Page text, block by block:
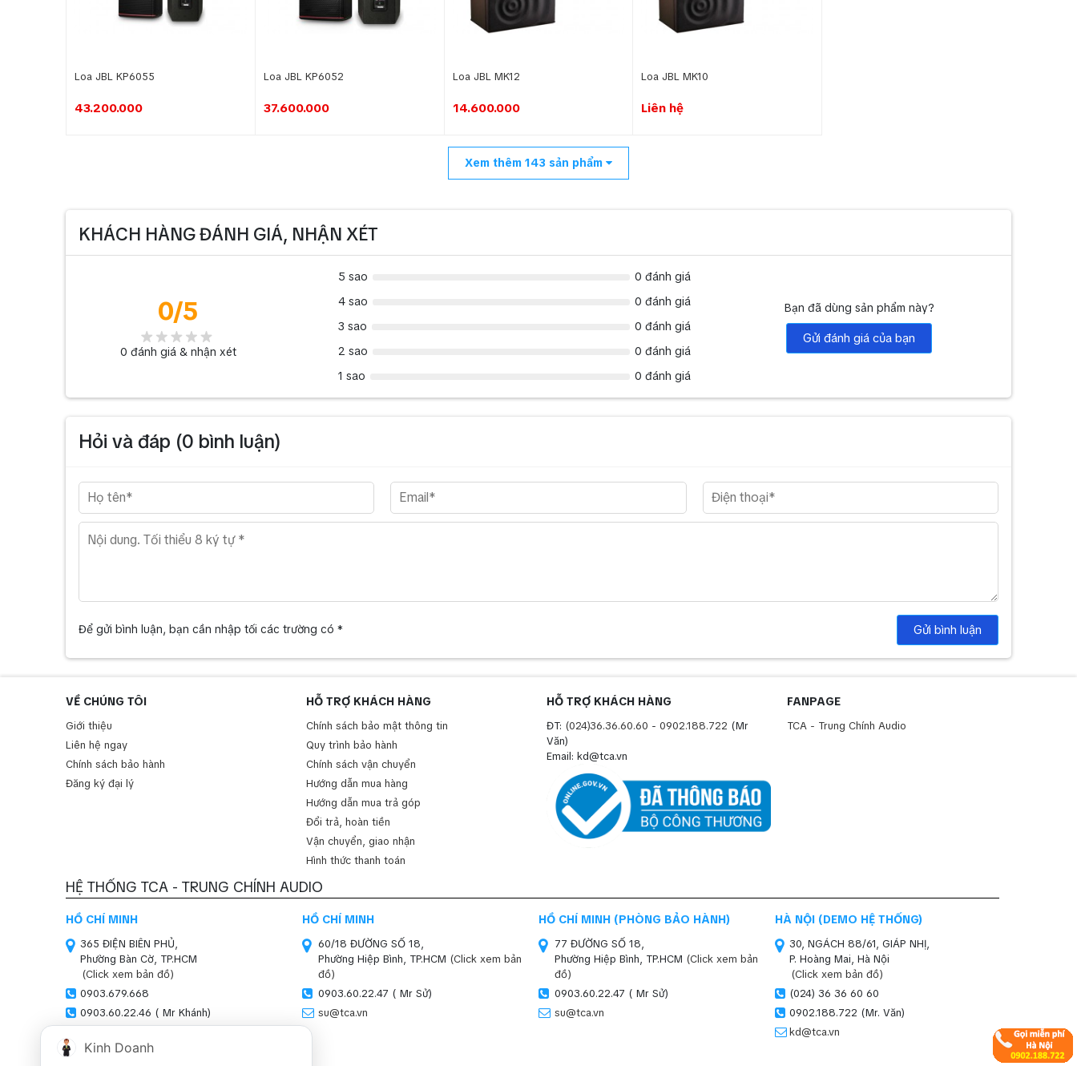
Loa JBL KP6055
43.200.000
Loa JBL KP6052
37.600.000
Loa JBL MK12
14.600.000
Loa JBL MK10
Liên hệ
Xem thêm 143 sản phẩm
KHÁCH HÀNG ĐÁNH GIÁ, NHẬN XÉT
0/5
0 đánh giá & nhận xét
5 sao
0 đánh giá
4 sao
0 đánh giá
3 sao
0 đánh giá
2 sao
0 đánh giá
1 sao
0 đánh giá
Bạn đã dùng sản phẩm này?
Gửi đánh giá của bạn
Hỏi và đáp (0 bình luận)
Để gửi bình luận, bạn cần nhập tối các trường có * Gửi bình luận
VỀ CHÚNG TÔI
Giới thiệu
Liên hệ ngay
Chính sách bảo hành
Đăng ký đại lý
HỖ TRỢ KHÁCH HÀNG
Chính sách bảo mật thông tin
Quy trình bảo hành
Chính sách vận chuyển
Hướng dẫn mua hàng
Hướng dẫn mua trả góp
Đổi trả, hoàn tiền
Vận chuyển, giao nhận
Hình thức thanh toán
HỖ TRỢ KHÁCH HÀNG
ĐT: (024)36.36.60.60 - 0902.188.722 (Mr
Văn)
Email: kd@tca.vn
FANPAGE
TCA - Trung Chính Audio
HỆ THỐNG TCA - TRUNG CHÍNH AUDIO
HỒ CHÍ MINH
365 ĐIỆN BIÊN PHỦ,
Phường Bàn Cờ, TP.HCM
(Click xem bản đồ)
0903.679.668
0903.60.22.46 ( Mr Khánh)
HỒ CHÍ MINH
60/18 ĐƯỜNG SỐ 18,
Phường Hiệp Bình, TP.HCM (Click xem bản
đồ)
0903.60.22.47 ( Mr Sử)
su@tca.vn
HỒ CHÍ MINH (PHÒNG BẢO HÀNH)
77 ĐƯỜNG SỐ 18,
Phường Hiệp Bình, TP.HCM (Click xem bản
đồ)
0903.60.22.47 ( Mr Sử)
su@tca.vn
HÀ NỘI (DEMO HỆ THỐNG)
30, NGÁCH 88/61, GIÁP NHỊ,
P. Hoàng Mai, Hà Nội
(Click xem bản đồ)
(024) 36 36 60 60
0902.188.722 (Mr. Văn)
kd@tca.vn
HÀ NỘI (SHOWROOM)
Kinh Doanh